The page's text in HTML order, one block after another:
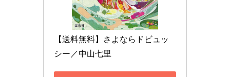
【送料無料】さよならドビュッ
シー／中山七里